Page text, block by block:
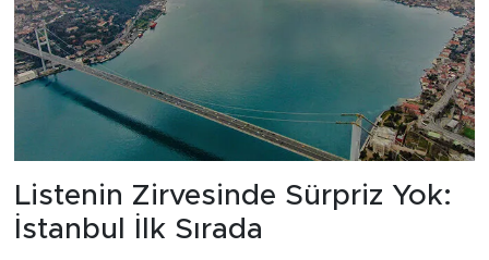
Listenin Zirvesinde Sürpriz Yok:
İstanbul İlk Sırada